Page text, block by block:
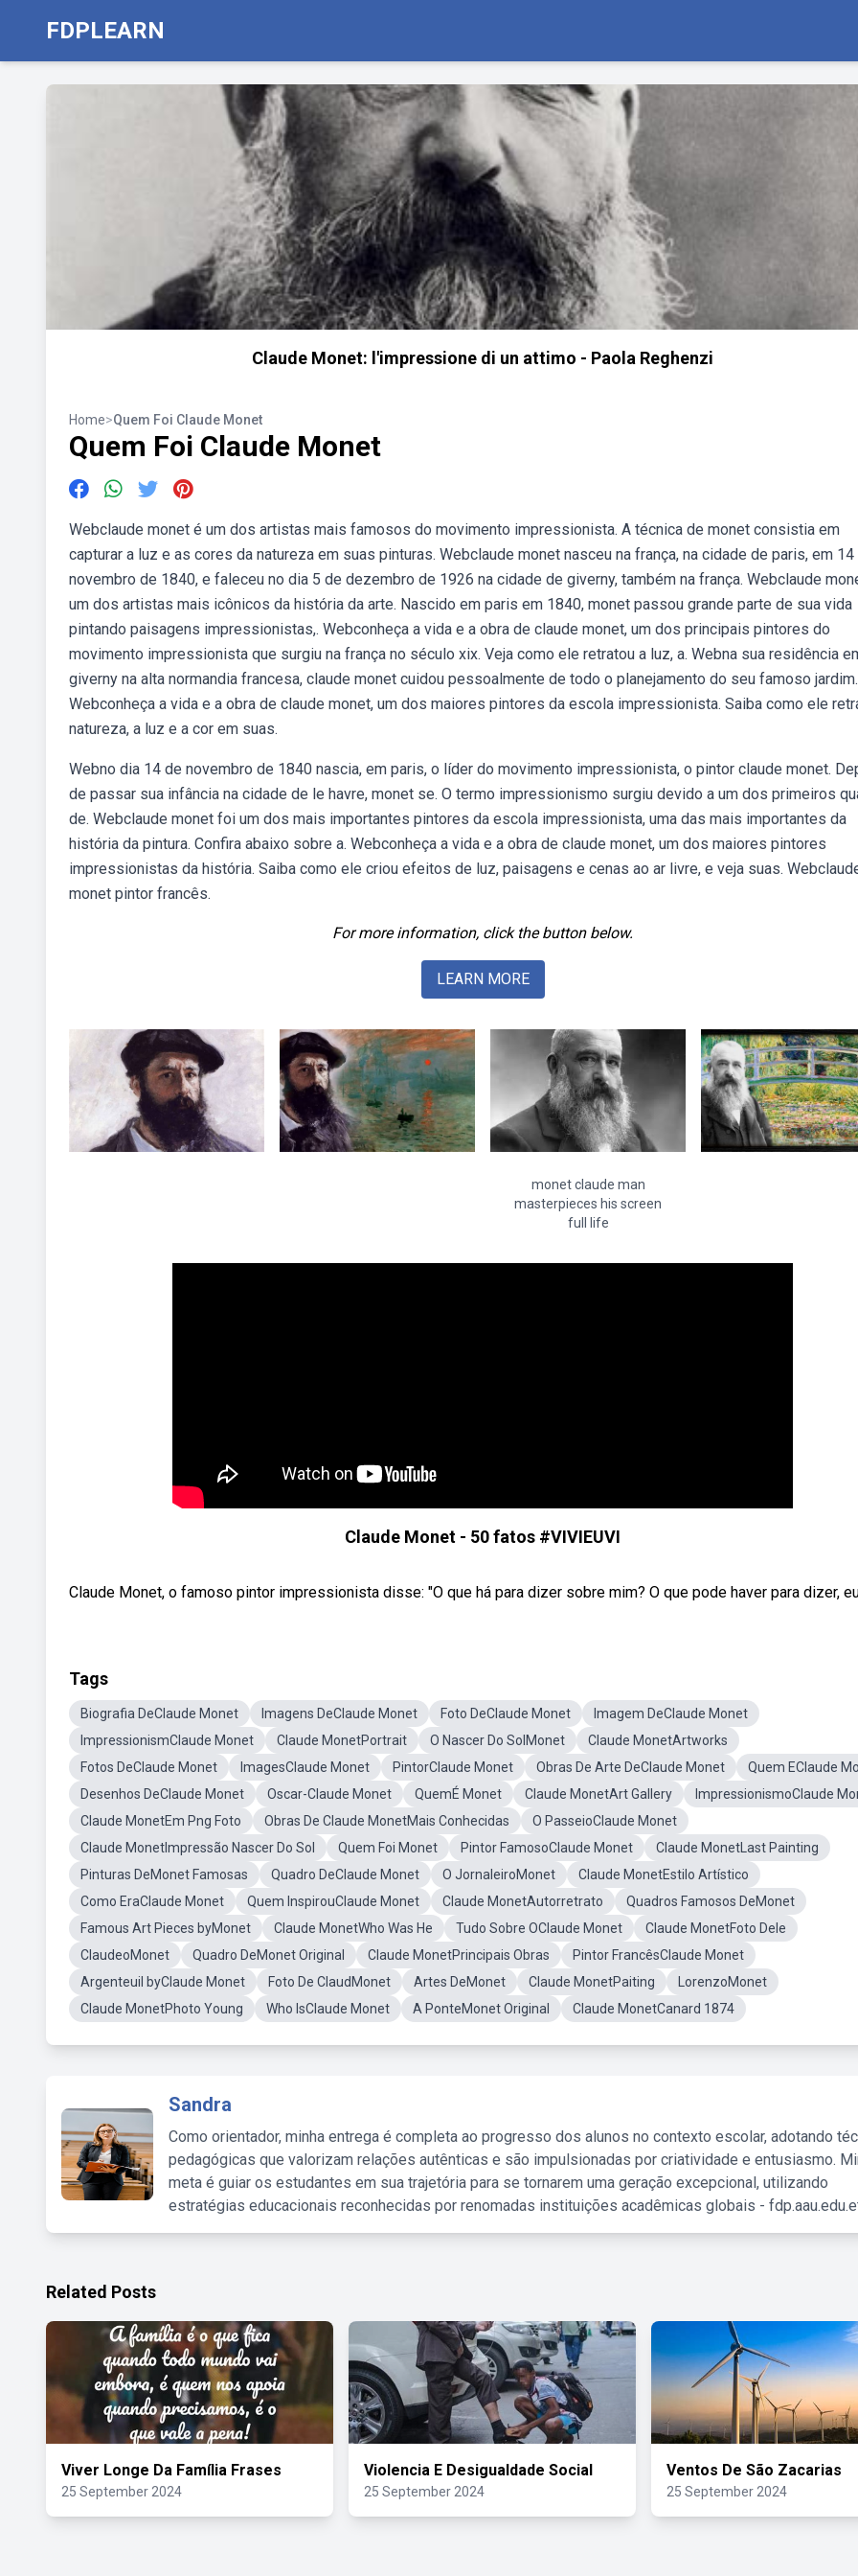
FDPLEARN
Claude Monet: l'impressione di un attimo - Paola Reghenzi
Home>Quem Foi Claude Monet
Quem Foi Claude Monet
Webclaude monet é um dos artistas mais famosos do movimento impressionista. A técnica de monet consistia em
capturar a luz e as cores da natureza em suas pinturas. Webclaude monet nasceu na frança, na cidade de paris, em 14
novembro de 1840, e faleceu no dia 5 de dezembro de 1926 na cidade de giverny, também na frança. Webclaude
um dos artistas mais icônicos da história da arte. Nascido em paris em 1840, monet passou grande parte de sua vida
pintando paisagens impressionistas,. Webconheça a vida e a obra de claude monet, um dos principais pintores do
movimento impressionista que surgiu na frança no século xix. Veja como ele retratou a luz, a. Webna sua residência
giverny na alta normandia francesa, claude monet cuidou pessoalmente de todo o planejamento do seu famoso jardim.
Webconheça a vida e a obra de claude monet, um dos maiores pintores da escola impressionista. Saiba como ele
natureza, a luz e a cor em suas.
Webno dia 14 de novembro de 1840 nascia, em paris, o líder do movimento impressionista, o pintor claude monet.
de passar sua infância na cidade de le havre, monet se. O termo impressionismo surgiu devido a um dos primeiros
de. Webclaude monet foi um dos mais importantes pintores da escola impressionista, uma das mais importantes da
história da pintura. Confira abaixo sobre a. Webconheça a vida e a obra de claude monet, um dos maiores pintores
impressionistas da história. Saiba como ele criou efeitos de luz, paisagens e cenas ao ar livre, e veja suas.
monet pintor francês.
For more information, click the button below.
LEARN MORE
monet claude man
masterpieces his screen
full life
Claude Monet - 50 fatos #VIVIEUVI
Claude Monet, o famoso pintor impressionista disse: "O que há para dizer sobre mim? O que pode haver para dizer,
Tags
Biografia DeClaude Monet Imagens DeClaude Monet Foto DeClaude Monet
Imagem DeClaude Monet
ImpressionismClaude Monet
Claude MonetPortrait O Nascer Do SolMonet
Claude MonetArtworks
Fotos DeClaude Monet
ImagesClaude Monet PintorClaude Monet Obras De Arte DeClaude Monet
Quem EClaude
Desenhos DeClaude Monet
Oscar-Claude Monet QuemÉ Monet Claude MonetArt Gallery
ImpressionismoClaude
Claude MonetEm Png Foto
Obras De Claude MonetMais Conhecidas
O PasseioClaude Monet
Claude MonetImpressão Nascer Do Sol
Quem Foi Monet Pintor FamosoClaude Monet
Claude MonetLast Painting
Pinturas DeMonet Famosas
Quadro DeClaude Monet O JornaleiroMonet
Claude MonetEstilo Artístico
Como EraClaude Monet
Quem InspirouClaude Monet Claude MonetAutorretrato
Quadros Famosos DeMonet
Famous Art Pieces byMonet
Claude MonetWho Was He Tudo Sobre OClaude Monet
Claude MonetFoto Dele
ClaudeoMonet
Quadro DeMonet Original Claude MonetPrincipais Obras
Pintor FrancêsClaude Monet
Argenteuil byClaude Monet
Foto De ClaudMonet Artes DeMonet Claude MonetPaiting
LorenzoMonet
Claude MonetPhoto Young
Who IsClaude Monet A PonteMonet Original Claude MonetCanard 1874
Sandra
Como orientador, minha entrega é completa ao progresso dos alunos no contexto escolar, adotando
pedagógicas que valorizam relações autênticas e são impulsionadas por criatividade e entusiasmo.
meta é guiar os estudantes em sua trajetória para se tornarem uma geração excepcional, utilizando
estratégias educacionais reconhecidas por renomadas instituições acadêmicas globais -
Related Posts
Viver Longe Da Família Frases
25 September 2024
Violencia E Desigualdade Social
25 September 2024
Ventos De São Zacarias
25 September 2024